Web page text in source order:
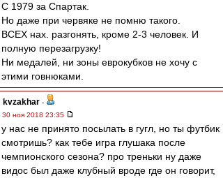
С 1979 за Спартак.
Но даже при червяке не помню такого.
ВСЕХ нах. разгонять, кроме 2-3 человек. И
полную перезагрузку!
Ни медалей, ни зоны еврокубков не хочу с
этими говнюками.
kvzakhar -
30 ноя 2018 23:35
у нас не принято посылать в гугл, но ты футбик
смотришь? как тебе игра глушака после
чемпионского сезона? про треньки ну даже
видос был даже клубный вроде где он говорит,